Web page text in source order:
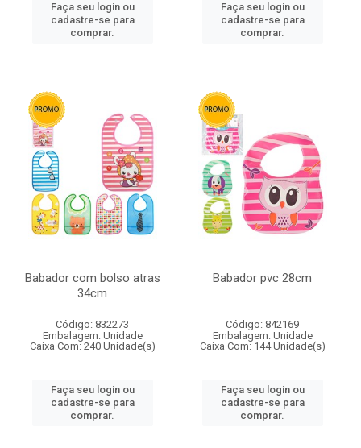
Faça seu login ou
cadastre-se para
comprar.
Faça seu login ou
cadastre-se para
comprar.
Babador com bolso atras
34cm
Código: 832273
Embalagem: Unidade
Caixa Com: 240 Unidade(s)
Faça seu login ou
cadastre-se para
comprar.
Babador pvc 28cm
Código: 842169
Embalagem: Unidade
Caixa Com: 144 Unidade(s)
Faça seu login ou
cadastre-se para
comprar.